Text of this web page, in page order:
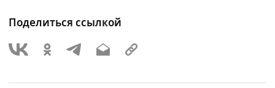
Поделиться ссылкой